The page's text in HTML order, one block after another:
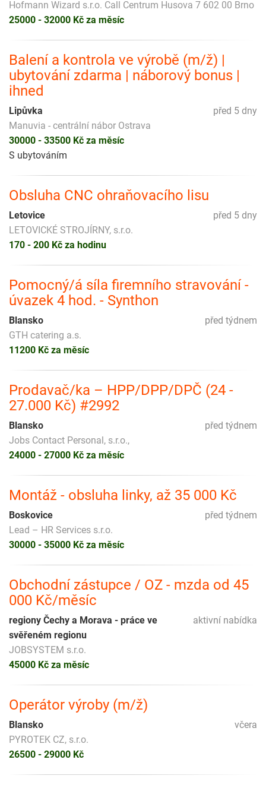
Hofmann Wizard s.r.o. Call Centrum Husova 7 602 00 Brno
25000 - 32000 Kč za měsíc
Balení a kontrola ve výrobě (m/ž) |
ubytování zdarma | náborový bonus |
ihned
před 5 dny
Lipůvka
Manuvia - centrální nábor Ostrava
30000 - 33500 Kč za měsíc
S ubytováním
Obsluha CNC ohraňovacího lisu
před 5 dny
Letovice
LETOVICKÉ STROJÍRNY, s.r.o.
170 - 200 Kč za hodinu
Pomocný/á síla firemního stravování -
úvazek 4 hod. - Synthon
před týdnem
Blansko
GTH catering a.s.
11200 Kč za měsíc
Prodavač/ka – HPP/DPP/DPČ (24 -
27.000 Kč) #2992
před týdnem
Blansko
Jobs Contact Personal, s.r.o.,
24000 - 27000 Kč za měsíc
Montáž - obsluha linky, až 35 000 Kč
před týdnem
Boskovice
Lead – HR Services s.r.o.
30000 - 35000 Kč za měsíc
Obchodní zástupce / OZ - mzda od 45
000 Kč/měsíc
aktivní nabídka
regiony Čechy a Morava - práce ve
svěřeném regionu
JOBSYSTEM s.r.o.
45000 Kč za měsíc
Operátor výroby (m/ž)
včera
Blansko
PYROTEK CZ, s.r.o.
26500 - 29000 Kč